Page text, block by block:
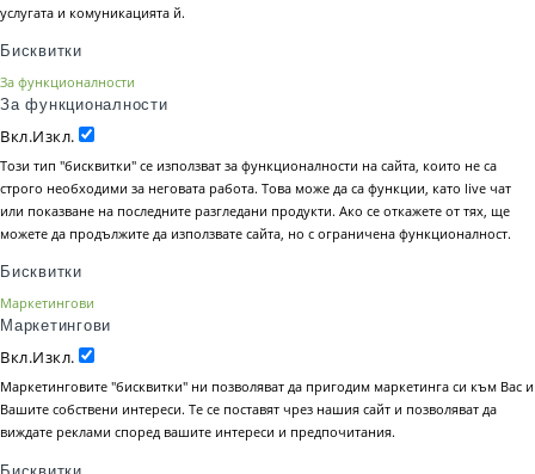
услугата и комуникацията й.
Бисквитки
За функционалности
За функционалности
Вкл.Изкл.
Този тип "бисквитки" се използват за функционалности на сайта, които не са
строго необходими за неговата работа. Това може да са функции, като live чат
или показване на последните разгледани продукти. Ако се откажете от тях, ще
можете да продължите да използвате сайта, но с ограничена функционалност.
Бисквитки
Маркетингови
Маркетингови
Вкл.Изкл.
Маркетинговите "бисквитки" ни позволяват да пригодим маркетинга си към Вас и
Вашите собствени интереси. Те се поставят чрез нашия сайт и позволяват да
виждате реклами според вашите интереси и предпочитания.